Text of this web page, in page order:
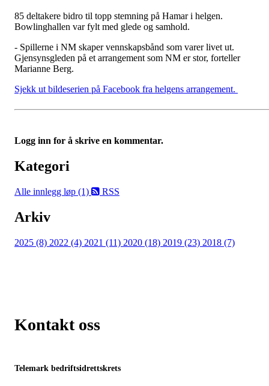
85 deltakere bidro til topp stemning på Hamar i helgen.
Bowlinghallen var fylt med glede og samhold.
- Spillerne i NM skaper vennskapsbånd som varer livet ut.
Gjensynsgleden på et arrangement som NM er stor, forteller
Marianne Berg.
Sjekk ut bildeserien på Facebook fra helgens arrangement.
Logg inn for å skrive en kommentar.
Kategori
Alle innlegg løp (1) RSS
Arkiv
2025 (8) 2022 (4) 2021 (11) 2020 (18) 2019 (23) 2018 (7)
Kontakt oss
Telemark bedriftsidrettskrets